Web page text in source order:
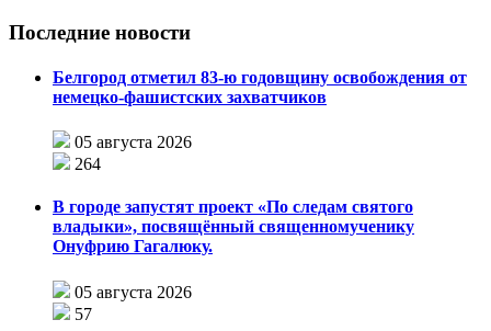
Последние новости
Белгород отметил 83-ю годовщину освобождения от
немецко-фашистских захватчиков
05 августа 2026
264
В городе запустят проект «По следам святого
владыки», посвящённый священномученику
Онуфрию Гагалюку.
05 августа 2026
57